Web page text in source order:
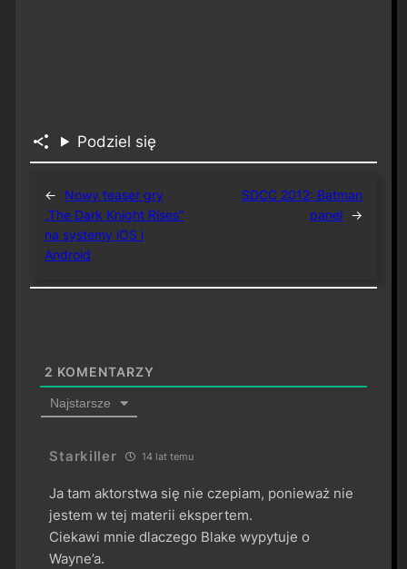
Podziel się
←
Nowy teaser gry
„The Dark Knight Rises”
na systemy iOS i
Android
SDCC 2012: Batman
panel →
2 KOMENTARZY
Najstarsze
Starkiller 14 lat temu
Ja tam aktorstwa się nie czepiam, ponieważ nie
jestem w tej materii ekspertem.
Ciekawi mnie dlaczego Blake wypytuje o
Wayne’a.